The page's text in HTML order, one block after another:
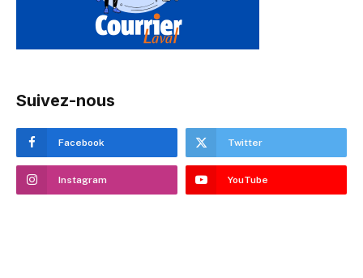
Suivez-nous
Facebook Twitter
Instagram YouTube